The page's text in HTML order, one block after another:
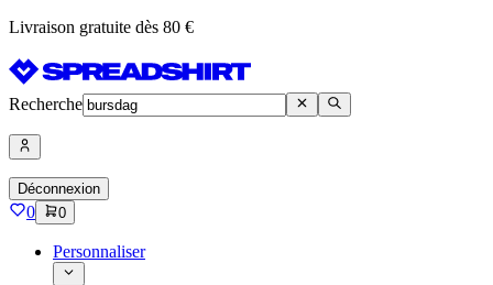
Livraison gratuite dès 80 €
Recherche
Déconnexion
0 0
Personnaliser